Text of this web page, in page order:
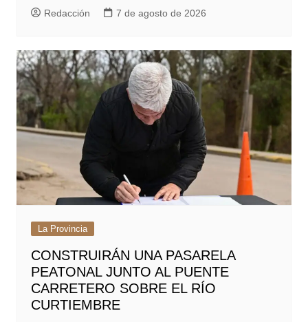
Redacción 7 de agosto de 2026
La Provincia
CONSTRUIRÁN UNA PASARELA
PEATONAL JUNTO AL PUENTE
CARRETERO SOBRE EL RÍO
CURTIEMBRE